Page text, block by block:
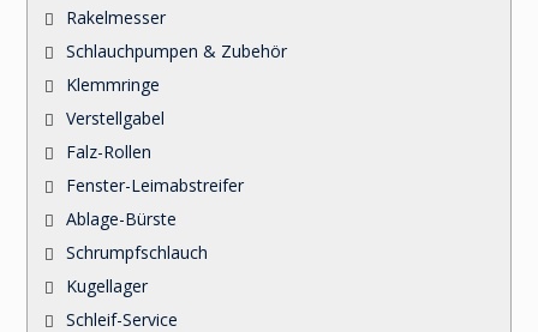
Rakelmesser
Schlauchpumpen & Zubehör
Klemmringe
Verstellgabel
Falz-Rollen
Fenster-Leimabstreifer
Ablage-Bürste
Schrumpfschlauch
Kugellager
Schleif-Service